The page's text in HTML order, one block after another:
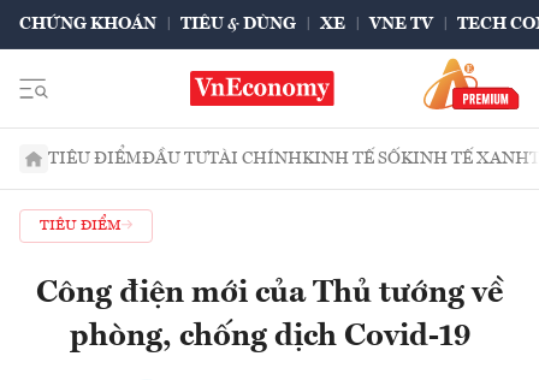
CHỨNG KHOÁN TIÊU & DÙNG XE VNE TV TECH
TIÊU ĐIỂMĐẦU TƯTÀI CHÍNHKINH TẾ SỐKINH TẾ XANH
TIÊU ĐIỂM
Công điện mới của Thủ tướng về
phòng, chống dịch Covid-19